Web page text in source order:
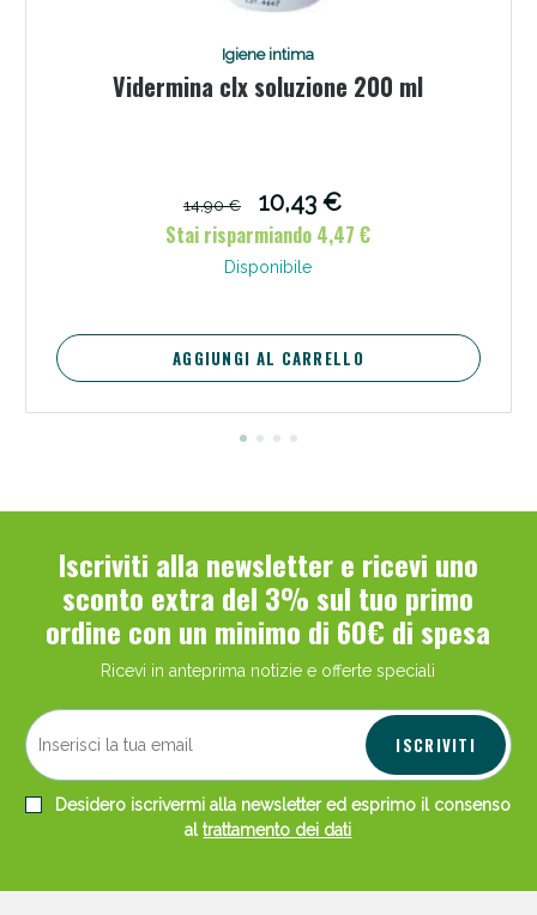
Igiene intima
Vidermina clx soluzione 200 ml
14,90 €
10,43 €
Stai risparmiando 4,47 €
Disponibile
AGGIUNGI AL CARRELLO
Iscriviti alla newsletter e ricevi uno
sconto extra del 3% sul tuo primo
ordine con un minimo di 60€ di spesa
Ricevi in anteprima notizie e offerte speciali
ISCRIVITI
Desidero iscrivermi alla newsletter ed esprimo il consenso
altrattamento dei dati